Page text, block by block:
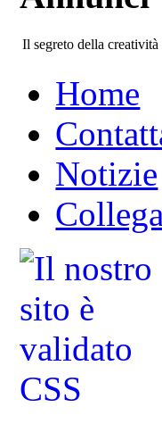
Il segreto della
Home
Notizie